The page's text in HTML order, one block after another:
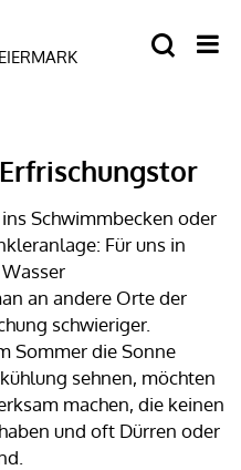
Schwimmbecken oder
Für uns in
an andere Orte der
schwieriger.
Sommer die Sonne
sehnen, möchten
machen, die keinen
und oft Dürren oder